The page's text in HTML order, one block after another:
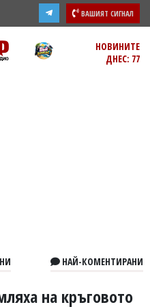
ВАШИЯТ СИГНАЛ
НОВИНИТЕ
ДНЕС: 77
НАЙ-КОМЕНТИРАНИ
на кръговото